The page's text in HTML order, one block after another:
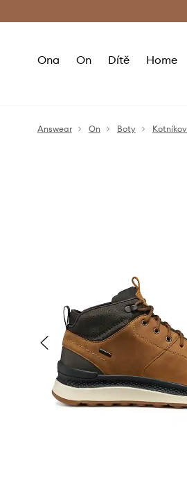
Ona On Dítě Home
Answear On Boty